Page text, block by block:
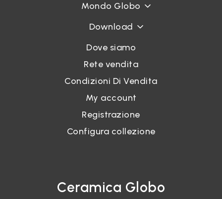
Mondo Globo
Download
Dove siamo
Rete vendita
Condizioni Di Vendita
My account
Registrazione
Configura collezione
Ceramica Globo